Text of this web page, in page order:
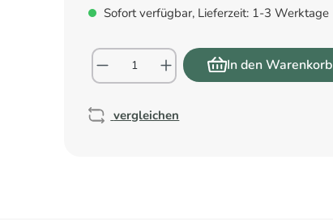
Sofort verfügbar, Lieferzeit: 1-3 Werktage
In den Warenkorb
vergleichen